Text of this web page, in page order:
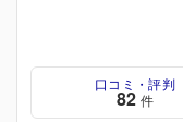
口コミ・評判
82 件